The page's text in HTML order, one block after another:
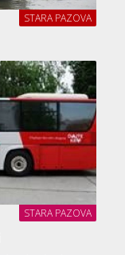
STARA PAZOVA
STARA PAZOVA